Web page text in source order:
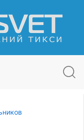
НН ССдП 01